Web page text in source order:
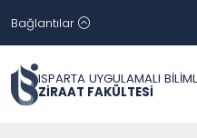
Bağlantılar
ISPARTA UYGULAMALI
ZİRAAT FAKÜLTESİ